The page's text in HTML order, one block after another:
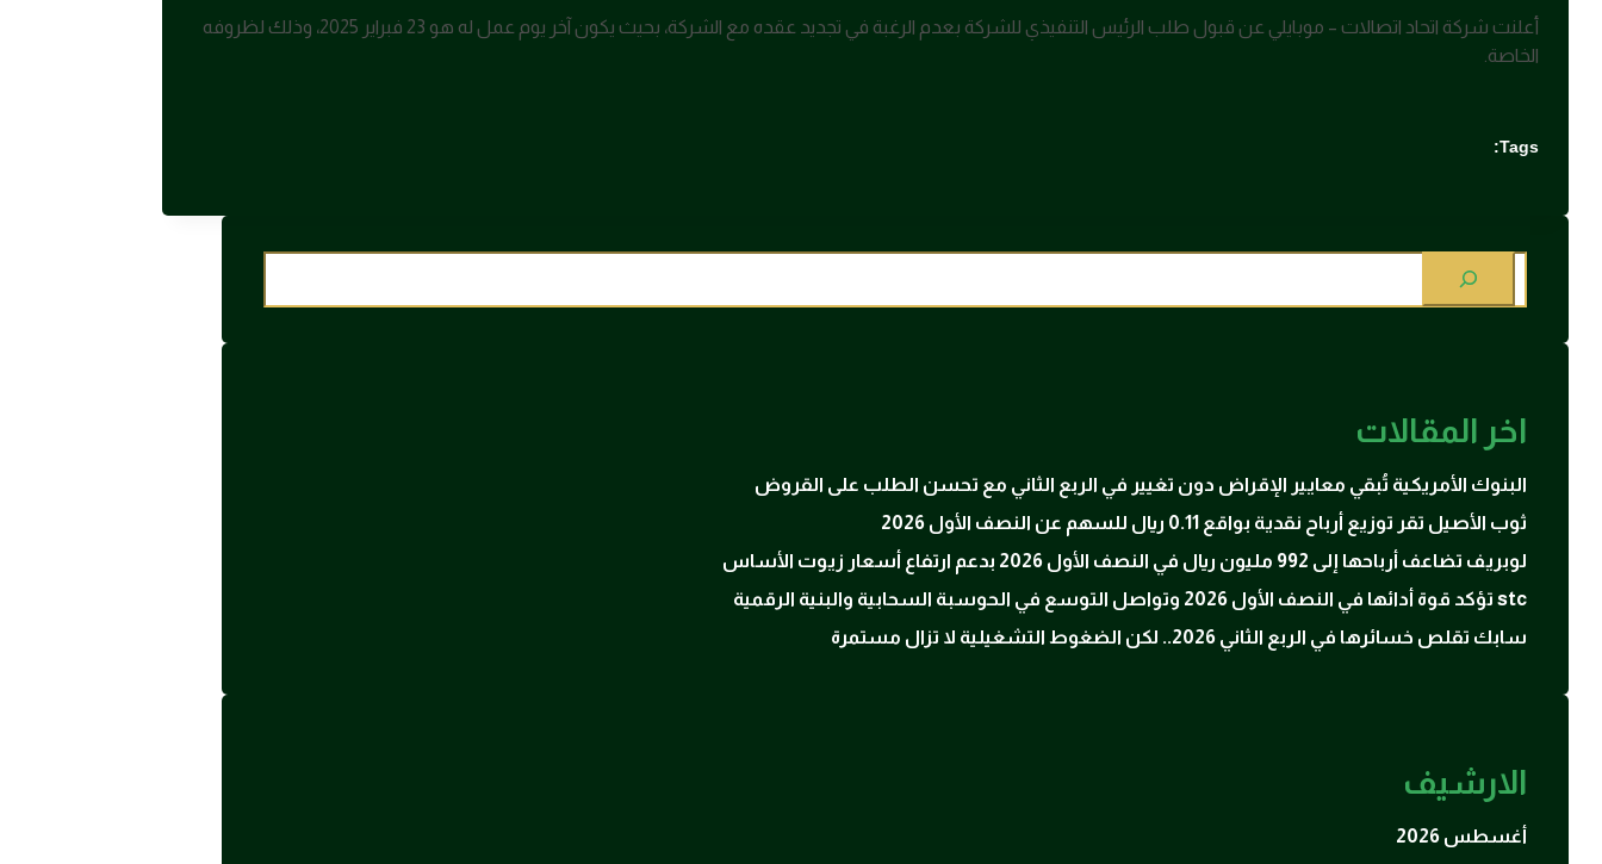
أعلنت شركة اتحاد اتصالات – موبايلي عن قبول طلب الرئيس التنفيذي للشركة بعدم الرغبة في تجديد عقده مع الشركة، بحيث يكون آخر يوم عمل له هو 23 فبراير 2025، وذلك لظروفه
الخاصة.
Tags:
اخر المقالات
البنوك الأمريكية تُبقي معايير الإقراض دون تغيير في الربع الثاني مع تحسن الطلب على القروض
ثوب الأصيل تقر توزيع أرباح نقدية بواقع 0.11 ريال للسهم عن النصف الأول 2026
لوبريف تضاعف أرباحها إلى 992 مليون ريال في النصف الأول 2026 بدعم ارتفاع أسعار زيوت الأساس
stc تؤكد قوة أدائها في النصف الأول 2026 وتواصل التوسع في الحوسبة السحابية والبنية الرقمية
سابك تقلص خسائرها في الربع الثاني 2026.. لكن الضغوط التشغيلية لا تزال مستمرة
الارشيف
أغسطس 2026